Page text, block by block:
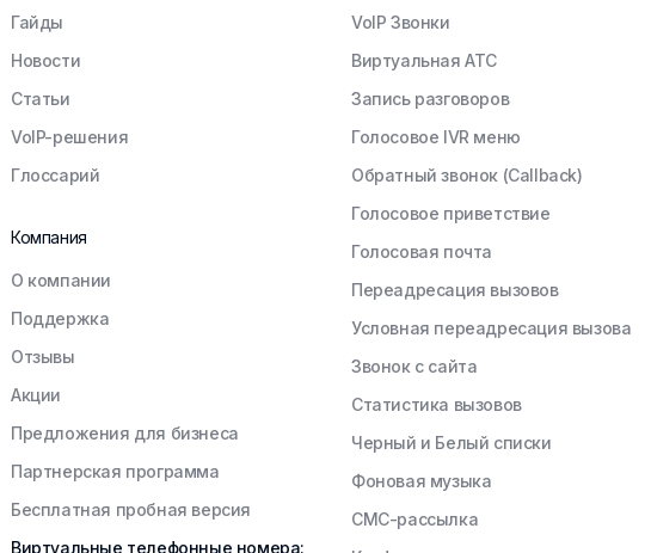
Гайды
Новости
Статьи
VoIP-решения
Глоссарий
Компания
О компании
Поддержка
Отзывы
Акции
Предложения для бизнеса
Партнерская программа
Бесплатная пробная версия
Виртуальные телефонные номера:
VoIP Звонки
Виртуальная АТС
Запись разговоров
Голосовое IVR меню
Обратный звонок (Callback)
Голосовое приветствие
Голосовая почта
Переадресация вызовов
Условная переадресация вызова
Звонок с сайта
Статистика вызовов
Черный и Белый списки
Фоновая музыка
СМС-рассылка